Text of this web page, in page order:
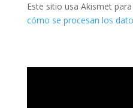
Este sitio usa Akismet
cómo se procesan los